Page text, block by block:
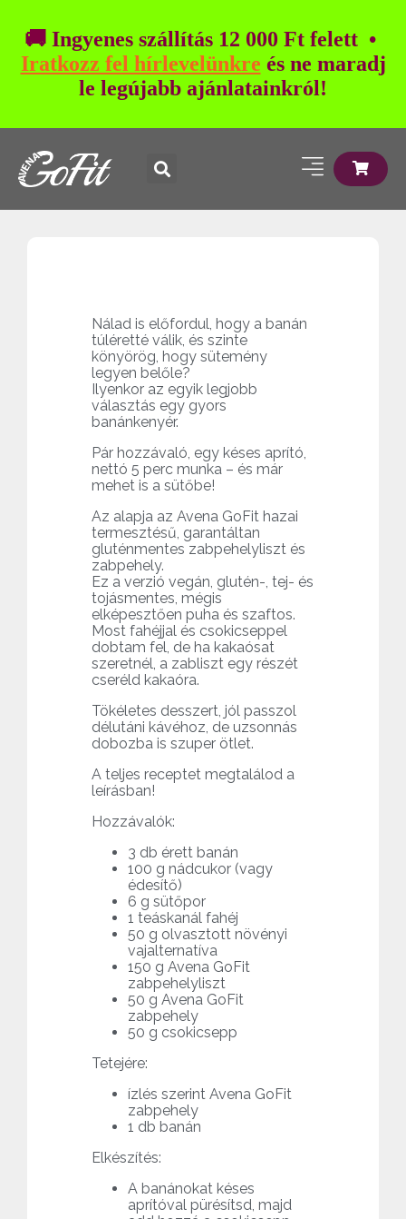
🚚 Ingyenes szállítás 12 000 Ft felett •
Iratkozz fel hírlevelünkre és ne maradj
le legújabb ajánlatainkról!
Nálad is előfordul, hogy a banán
túléretté válik, és szinte
könyörög, hogy sütemény
legyen belőle?
Ilyenkor az egyik legjobb
választás egy gyors
banánkenyér.
Pár hozzávaló, egy késes aprító,
nettó 5 perc munka – és már
mehet is a sütőbe!
Az alapja az Avena GoFit hazai
termesztésű, garantáltan
gluténmentes zabpehelyliszt és
zabpehely.
Ez a verzió vegán, glutén-, tej- és
tojásmentes, mégis
elképesztően puha és szaftos.
Most fahéjjal és csokicseppel
dobtam fel, de ha kakaósat
szeretnél, a zabliszt egy részét
cseréld kakaóra.
Tökéletes desszert, jól passzol
délutáni kávéhoz, de uzsonnás
dobozba is szuper ötlet.
A teljes receptet megtalálod a
leírásban!
Hozzávalók:
3 db érett banán
100 g nádcukor (vagy
édesítő)
6 g sütőpor
1 teáskanál fahéj
50 g olvasztott növényi
vajalternatíva
150 g Avena GoFit
zabpehelyliszt
50 g Avena GoFit
zabpehely
50 g csokicsepp
Tetejére:
ízlés szerint Avena GoFit
zabpehely
1 db banán
Elkészítés:
A banánokat késes
aprítóval pürésítsd, majd